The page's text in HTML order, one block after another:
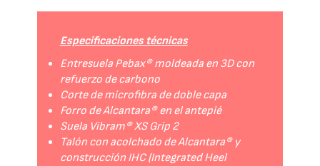
Especificaciones técnicas
Entresuela Pebax® moldeada en 3D con
refuerzo de carbono
Corte de microfibra de doble capa
Forro de Alcantara® en el antepié
Suela Vibram® XS Grip 2
Talón con acolchado de Alcantara® y
construcción IHC (Integrated Heel